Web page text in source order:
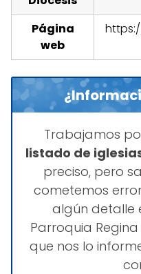
Página
web
Trabajamos
listado de
preciso, pero
cometemos
algún detalle
Parroquia
que nos lo